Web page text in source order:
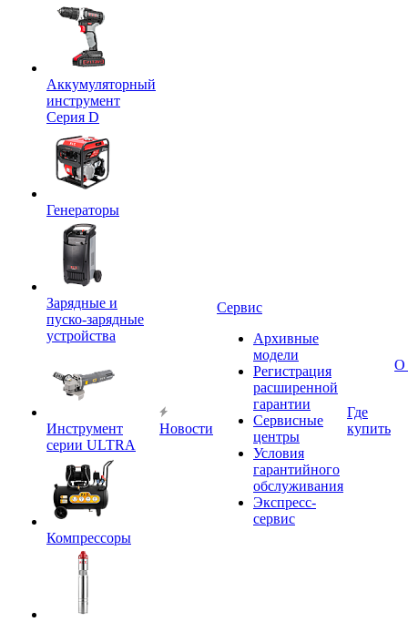
Аккумуляторный
инструмент
Серия D
Генераторы
Зарядные и
пуско-зарядные
устройства
Инструмент
серии ULTRA
Компрессоры
Новости
Сервис
Архивные
модели
Регистрация
расширенной
гарантии
Сервисные
центры
Условия
гарантийного
обслуживания
Экспресс-
сервис
Где
купить
О